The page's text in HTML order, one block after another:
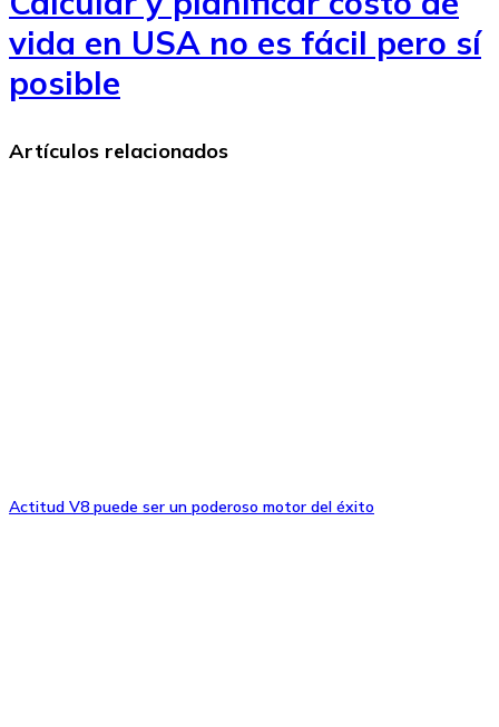
vida en USA no es fácil pero sí
posible
Artículos relacionados
Actitud V8 puede ser un poderoso motor del éxito